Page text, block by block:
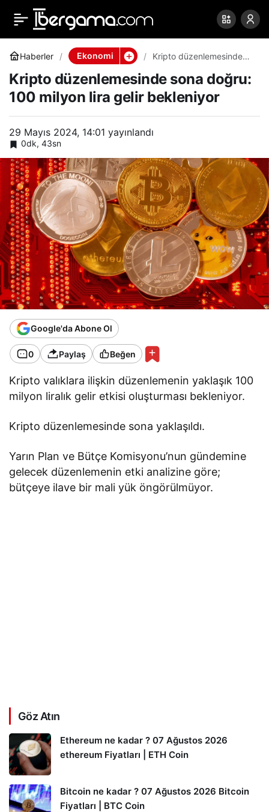
Haberler Ekonomi
Kripto düzenlemesinde
lira gelir bekleniyor
Kripto düzenlemesinde sona doğru:
100 milyon lira gelir bekleniyor
29 Mayıs 2024, 14:01 yayınlandı
0dk, 43sn
Google'da Abone Ol
0 Paylaş Beğen
Kripto valıklara ilişkin düzenlemenin yaklaşık 100
milyon liralık gelir etkisi oluşturması bekleniyor.
Kripto düzenlemesinde sona yaklaşıldı.
Yarın Plan ve Bütçe Komisyonu’nun gündemine
gelecek düzenlemenin etki analizine göre;
bütçeye ilave bir mali yük öngörülmüyor.
Göz Atın
Ethereum ne kadar ? 07 Ağustos 2026
ethereum Fiyatları | ETH Coin
Bitcoin ne kadar ? 07 Ağustos 2026 Bitcoin
Fiyatları | BTC Coin
Kripto düzenlemesinde
sona doğru: 100 milyon
lira gelir bekleniyor
0 Paylaş